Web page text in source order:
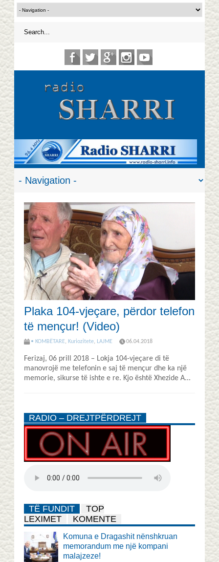
Plaka 104-vjeçare, përdor telefon
të mençur! (Video)
• KOMBËTARE, Kuriozitete, LAJME 06.04.2018
Ferizaj, 06 prill 2018 – Lokja 104-vjeçare di të
manovrojë me telefonin e saj të mençur dhe ka një
memorie, sikurse të ishte e re. Kjo është Xhezide A...
RADIO – DREJTPËRDREJT
TË FUNDIT
TOP
LEXIMET
KOMENTE
Komuna e Dragashit nënshkruan
memorandum me një kompani
malajzeze!